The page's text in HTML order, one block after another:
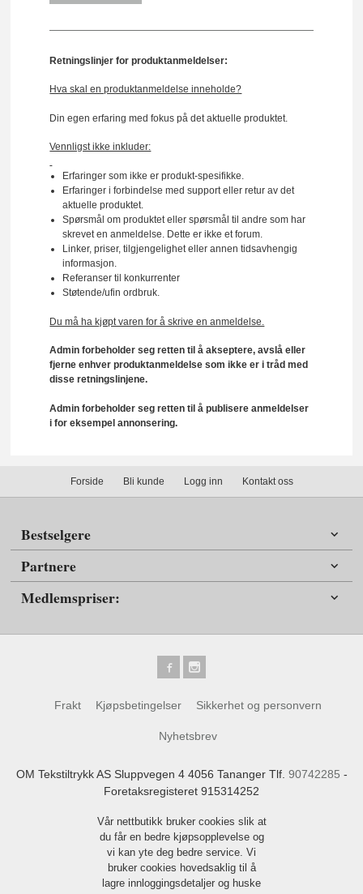
Retningslinjer for produktanmeldelser:
Hva skal en produktanmeldelse inneholde?
Din egen erfaring med fokus på det aktuelle produktet.
Vennligst ikke inkluder:
Erfaringer som ikke er produkt-spesifikke.
Erfaringer i forbindelse med support eller retur av det
aktuelle produktet.
Spørsmål om produktet eller spørsmål til andre som har
skrevet en anmeldelse. Dette er ikke et forum.
Linker, priser, tilgjengelighet eller annen tidsavhengig
informasjon.
Referanser til konkurrenter
Støtende/ufin ordbruk.
Du må ha kjøpt varen for å skrive en anmeldelse.
Admin forbeholder seg retten til å akseptere, avslå eller
fjerne enhver produktanmeldelse som ikke er i tråd med
disse retningslinjene.
Admin forbeholder seg retten til å publisere anmeldelser
i for eksempel annonsering.
Forside Bli kunde Logg inn Kontakt oss
Bestselgere
Partnere
Medlemspriser:
Frakt Kjøpsbetingelser Sikkerhet og personvern
Nyhetsbrev
OM Tekstiltrykk AS Sluppvegen 4 4056 Tananger Tlf. 90742285 -
Foretaksregisteret 915314252
Vår nettbutikk bruker cookies slik at
du får en bedre kjøpsopplevelse og
vi kan yte deg bedre service. Vi
bruker cookies hovedsaklig til å
lagre innloggingsdetaljer og huske